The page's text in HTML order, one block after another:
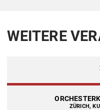
WEITERE
ZÜRICH,